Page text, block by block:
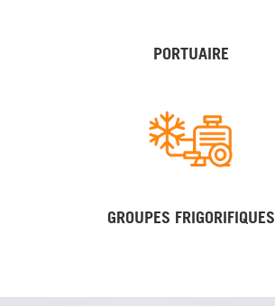
PORTUAIRE
GROUPES FRIGORIFIQUES